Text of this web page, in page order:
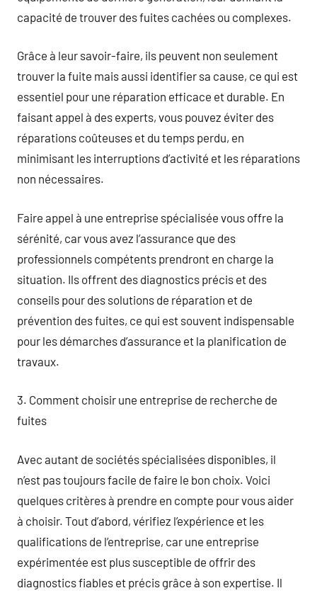
capacité de trouver des fuites cachées ou complexes.
Grâce à leur savoir-faire, ils peuvent non seulement
trouver la fuite mais aussi identifier sa cause, ce qui est
essentiel pour une réparation efficace et durable. En
faisant appel à des experts, vous pouvez éviter des
réparations coûteuses et du temps perdu, en
minimisant les interruptions d’activité et les réparations
non nécessaires.
Faire appel à une entreprise spécialisée vous offre la
sérénité, car vous avez l’assurance que des
professionnels compétents prendront en charge la
situation. Ils offrent des diagnostics précis et des
conseils pour des solutions de réparation et de
prévention des fuites, ce qui est souvent indispensable
pour les démarches d’assurance et la planification de
travaux.
3. Comment choisir une entreprise de recherche de
fuites
Avec autant de sociétés spécialisées disponibles, il
n’est pas toujours facile de faire le bon choix. Voici
quelques critères à prendre en compte pour vous aider
à choisir. Tout d’abord, vérifiez l’expérience et les
qualifications de l’entreprise, car une entreprise
expérimentée est plus susceptible de offrir des
diagnostics fiables et précis grâce à son expertise. Il